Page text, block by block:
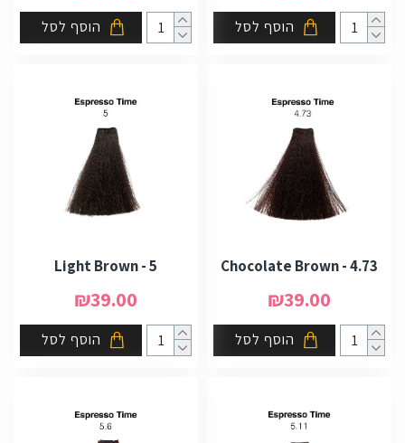
הוסף לסל הוסף לסל
4.73 - Chocolate Brown
₪39.00
הוסף לסל
5 - Light Brown
₪39.00
הוסף לסל